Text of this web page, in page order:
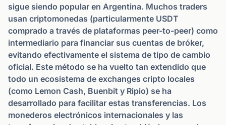
sigue siendo popular en Argentina. Muchos traders
usan criptomonedas (particularmente USDT
comprado a través de plataformas peer-to-peer) como
intermediario para financiar sus cuentas de bróker,
evitando efectivamente el sistema de tipo de cambio
oficial. Este método se ha vuelto tan extendido que
todo un ecosistema de exchanges cripto locales
(como Lemon Cash, Buenbit y Ripio) se ha
desarrollado para facilitar estas transferencias. Los
monederos electrónicos internacionales y las